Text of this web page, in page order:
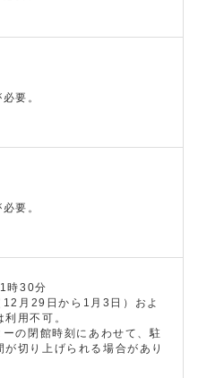
要。
要。
時30分
月29日から1月3日）およ
用不可。
の閉館時刻にあわせて、駐
が切り上げられる場合があり